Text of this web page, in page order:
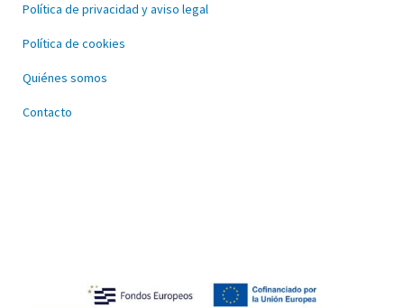
Política de privacidad y aviso legal
Política de cookies
Quiénes somos
Contacto